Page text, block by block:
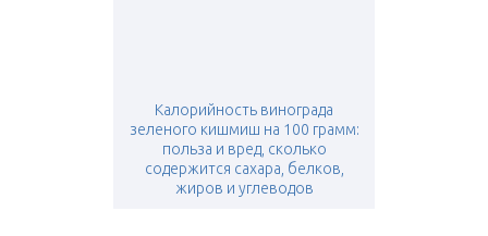
Калорийность винограда
зеленого кишмиш на 100 грамм:
польза и вред, сколько
содержится сахара, белков,
жиров и углеводов